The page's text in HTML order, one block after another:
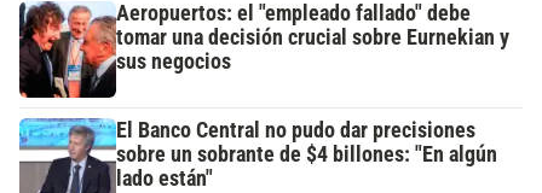
Aeropuertos: el "empleado fallado" debe
tomar una decisión crucial sobre Eurnekian y
sus negocios
El Banco Central no pudo dar precisiones
sobre un sobrante de $4 billones: "En algún
lado están"